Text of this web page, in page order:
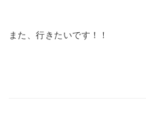
また、行きたいです！！